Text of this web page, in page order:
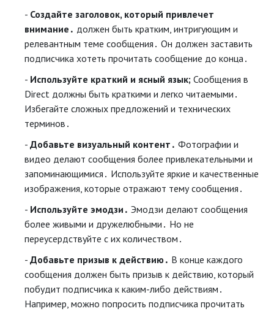
Создайте заголовок, который привлечет
внимание․ должен быть кратким, интригующим и
релевантным теме сообщения․ Он должен заставить
подписчика хотеть прочитать сообщение до конца․
Используйте краткий и ясный язык; Сообщения в
Direct должны быть краткими и легко читаемыми․
Избегайте сложных предложений и технических
терминов․
Добавьте визуальный контент․ Фотографии и
видео делают сообщения более привлекательными и
запоминающимися․ Используйте яркие и качественные
изображения, которые отражают тему сообщения․
Используйте эмодзи․ Эмодзи делают сообщения
более живыми и дружелюбными․ Но не
переусердствуйте с их количеством․
Добавьте призыв к действию․ В конце каждого
сообщения должен быть призыв к действию, который
побудит подписчика к каким-либо действиям․
Например, можно попросить подписчика прочитать